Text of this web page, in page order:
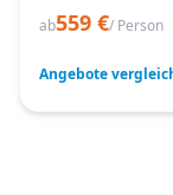
ab559 €/ Person
Angebote